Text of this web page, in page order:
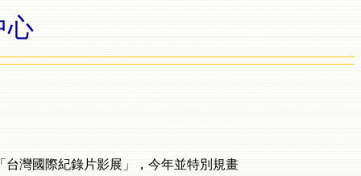
心
灣國際紀錄片影展」，今年並特別規畫